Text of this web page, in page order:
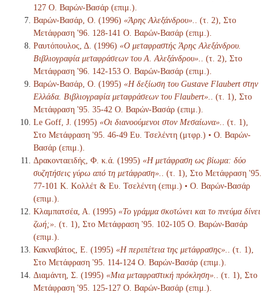
127 Ο. Βαρών-Βασάρ (επιμ.).
Βαρών-Βασάρ, Ο. (1996) «Άρης Αλεξάνδρου».
. (τ. 2), Στο
Μετάφραση '96. 128-141 Ο. Βαρών-Βασάρ (επιμ.).
Ραυτόπουλος, Δ. (1996) «Ο μεταφραστής Άρης Αλεξάνδρου.
Βιβλιογραφία μεταφράσεων του Α. Αλεξάνδρου».
. (τ. 2), Στο
Μετάφραση '96. 142-153 Ο. Βαρών-Βασάρ (επιμ.).
Βαρών-Βασάρ, Ο. (1995) «Η δεξίωση του Gustave Flaubert στην
Ελλάδα. Βιβλιογραφία μεταφράσεων του Flaubert».
. (τ. 1), Στο
Μετάφραση '95. 35-42 Ο. Βαρών-Βασάρ (επιμ.).
Le Goff, J. (1995) «Οι διανοούμενοι στον Μεσαίωνα».
. (τ. 1),
Στο Μετάφραση '95. 46-49 Ευ. Τσελέντη (μτφρ.) • Ο. Βαρών-
Βασάρ (επιμ.).
Δρακονταειδής, Φ. κ.ά. (1995) «Η μετάφραση ως βίωμα: δύο
συζητήσεις γύρω από τη μετάφραση».
. (τ. 1), Στο Μετάφραση '95.
77-101 Κ. Κολλέτ & Ευ. Τσελέντη (επιμ.) • Ο. Βαρών-Βασάρ
(επιμ.).
Κλαμπατσέα, Α. (1995) «Το γράμμα σκοτώνει και το πνεύμα δίνει
ζωή;» . (τ. 1), Στο Μετάφραση '95. 102-105 Ο. Βαρών-Βασάρ
(επιμ.).
Κακναβάτος, Ε. (1995) «Η περιπέτεια της μετάφρασης».
. (τ. 1),
Στο Μετάφραση '95. 114-124 Ο. Βαρών-Βασάρ (επιμ.).
Διαμάντη, Σ. (1995) «Μια μεταφραστική πρόκληση».
. (τ. 1), Στο
Μετάφραση '95. 125-127 Ο. Βαρών-Βασάρ (επιμ.).